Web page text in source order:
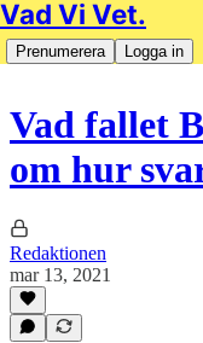
Vad Vi Vet.
Prenumerera Logga in
Vad fallet
om hur
Redaktionen
mar 13, 2021